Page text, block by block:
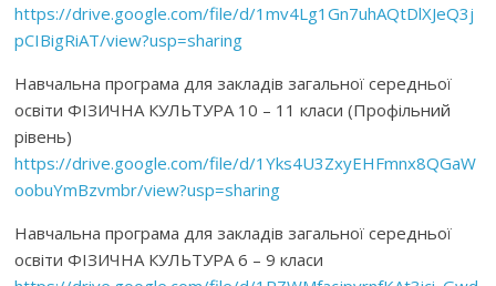
https://drive.google.com/file/d/1mv4Lg1Gn7uhAQtDlXJeQ3j
pCIBigRiAT/view?usp=sharing
Навчальна програма для закладів загальної середньої
освіти ФІЗИЧНА КУЛЬТУРА 10 – 11 класи (Профільний
рівень)
https://drive.google.com/file/d/1Yks4U3ZxyEHFmnx8QGaW
oobuYmBzvmbr/view?usp=sharing
Навчальна програма для закладів загальної середньої
освіти ФІЗИЧНА КУЛЬТУРА 6 – 9 класи